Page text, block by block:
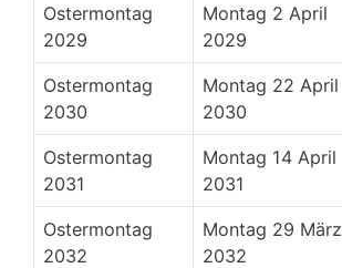
Ostermontag
2029
Montag 2 April
2029
Ostermontag
2030
Montag 22 April
2030
Ostermontag
2031
Montag 14 April
2031
Ostermontag
2032
Montag 29 März
2032